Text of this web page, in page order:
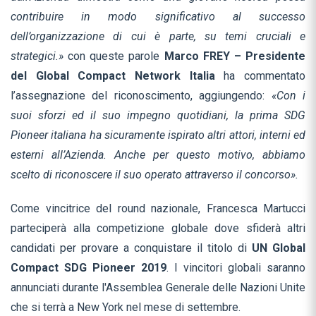
contribuire in modo significativo al successo
dell’organizzazione di cui è parte, su temi cruciali e
strategici.»con queste parole Marco FREY – Presidente
del Global Compact Network Italiaha commentato
l’assegnazione del riconoscimento, aggiungendo: «Con i
suoi sforzi ed il suo impegno quotidiani, la prima SDG
Pioneer italiana ha sicuramente ispirato altri attori, interni ed
esterni all’Azienda. Anche per questo motivo, abbiamo
scelto di riconoscere il suo operato attraverso il concorso».
Come vincitrice del round nazionale, Francesca Martucci
parteciperà alla competizione globale dove sfiderà altri
candidati per provare a conquistare il titolo di UN Global
Compact SDG Pioneer 2019. I vincitori globali saranno
annunciati durante l'Assemblea Generale delle Nazioni Unite
che si terrà a New York nel mese di settembre.